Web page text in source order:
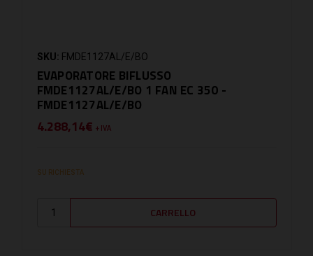
SKU: FMDE1127AL/E/BO
EVAPORATORE BIFLUSSO
FMDE1127AL/E/BO 1 FAN EC 350 -
FMDE1127AL/E/BO
4.288,14€ + IVA
SU RICHIESTA